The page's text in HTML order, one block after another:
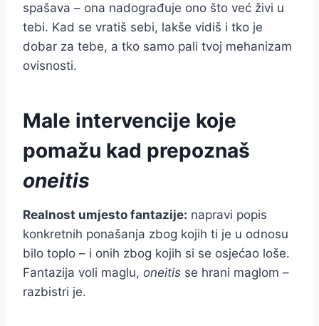
spašava – ona nadograđuje ono što već živi u
tebi. Kad se vratiš sebi, lakše vidiš i tko je
dobar za tebe, a tko samo pali tvoj mehanizam
ovisnosti.
Male intervencije koje
pomažu kad prepoznaš
oneitis
Realnost umjesto fantazije: napravi popis
konkretnih ponašanja zbog kojih ti je u odnosu
bilo toplo – i onih zbog kojih si se osjećao loše.
Fantazija voli maglu, oneitis se hrani maglom –
razbistri je.